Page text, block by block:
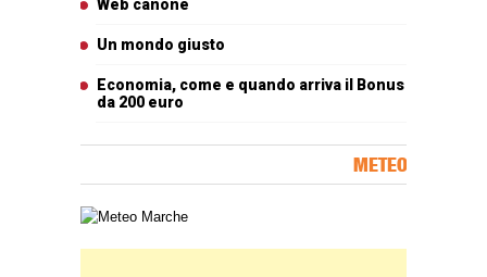
Web canone
Un mondo giusto
Economia, come e quando arriva il Bonus
da 200 euro
METEO
Carta meteorologica delle Marche